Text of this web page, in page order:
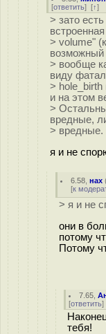
[ответить] [↑]
> зато
> volume"
возможный
> вообще
виду
> hole_birth
и на этом
>
вредные,
> вредные.
я и не
6.58 ,нах
[к
> я и не
они в
потому
Потому
7.65 ,
[ответить]
тебя!